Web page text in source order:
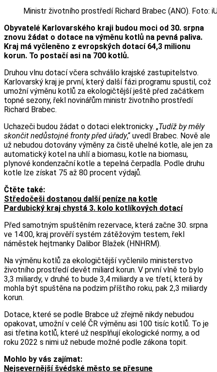
Ministr životního prostředí Richard Brabec (ANO). Foto:
Obyvatelé Karlovarského kraji budou moci od 30. srpna
znovu žádat o dotace na výměnu kotlů na pevná paliva.
Kraj má vyčleněno z evropských dotací 64,3 milionu
korun. To postačí asi na 700 kotlů.
Druhou vlnu dotací včera schválilo krajské zastupitelstvo.
Karlovarský kraj je první, který další fázi programu spustil, což
umožní výměnu kotlů za ekologičtější ještě před začátkem
topné sezony, řekl novinářům ministr životního prostředí
Richard Brabec.
Uchazeči budou žádat o dotaci elektronicky. „Tudíž by měly
skončit nedůstojné fronty před úřady,“ uvedl Brabec. Nově ale
už nebudou dotovány výměny za čistě uhelné kotle, ale jen za
automatický kotel na uhlí a biomasu, kotle na biomasu,
plynové kondenzační kotle a tepelná čerpadla. Podle druhu
kotle lze získat 75 až 80 procent výdajů.
Čtěte také:
Středočeši dostanou další peníze na kotle
Pardubický kraj chystá 3. kolo kotlíkových dotací
Před samotným spuštěním rezervace, která začne 30. srpna
ve 14:00, kraj prověří systém zátěžovým testem, řekl
náměstek hejtmanky Dalibor Blažek (HNHRM).
Na výměnu kotlů za ekologičtější vyčlenilo ministerstvo
životního prostředí devět miliard korun. V první vlně to bylo
3,3 miliardy, v druhé to bude 3,4 miliardy a ve třetí, která by
mohla být spuštěna na podzim příštího roku, pak 2,3 miliardy
korun.
Dotace, které se podle Brabce už zřejmě nikdy nebudou
opakovat, umožní v celé ČR výměnu asi 100 tisíc kotlů. To je
asi třetina kotlů, které už nesplňují ekologické normy, a od
roku 2022 s nimi už nebude možné podle zákona topit.
Mohlo by vás zajímat:
Nejsevernější švédské město se přesune